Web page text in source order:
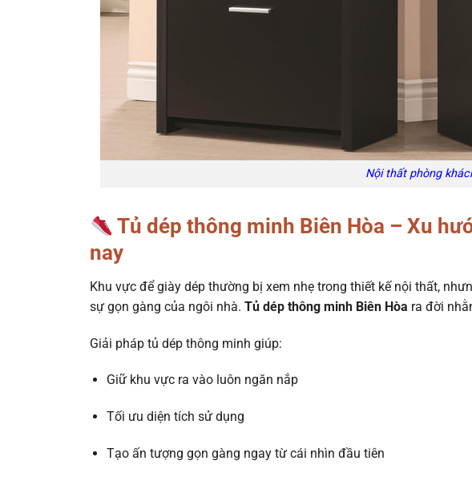
Nội thất phòng
Tủ dép thông minh Biên Hòa – Xu
nay
Khu vực để giày dép thường bị xem nhẹ trong thiết kế nội thất,
sự gọn gàng của ngôi nhà. Tủ dép thông minh Biên Hòa ra đời
Giải pháp tủ dép thông minh giúp:
Giữ khu vực ra vào luôn ngăn nắp
Tối ưu diện tích sử dụng
Tạo ấn tượng gọn gàng ngay từ cái nhìn đầu tiên